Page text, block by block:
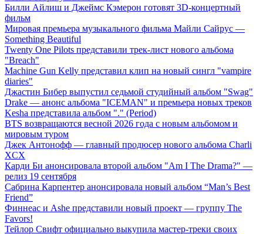
Билли Айлиш и Джеймс Кэмерон готовят 3D-концертный
фильм
Мировая премьера музыкального фильма Майли Сайрус —
Something Beautiful
Twenty One Pilots представили трек-лист нового альбома
"Breach"
Machine Gun Kelly представил клип на новый сингл "vampire
diaries"
Джастин Бибер выпустил седьмой студийный альбом "Swag"
Drake — анонс альбома "ICEMAN" и премьера новых треков
Kesha представила альбом "." (Period)
BTS возвращаются весной 2026 года с новым альбомом и
мировым туром
Джек Антонофф — главный продюсер нового альбома Charli
XCX
Карди Би анонсировала второй альбом "Am I The Drama?" —
релиз 19 сентября
Сабрина Карпентер анонсировала новый альбом “Man’s Best
Friend”
Финнеас и Ashe представили новый проект — группу The
Favors!
Тейлор Свифт официально выкупила мастер-треки своих